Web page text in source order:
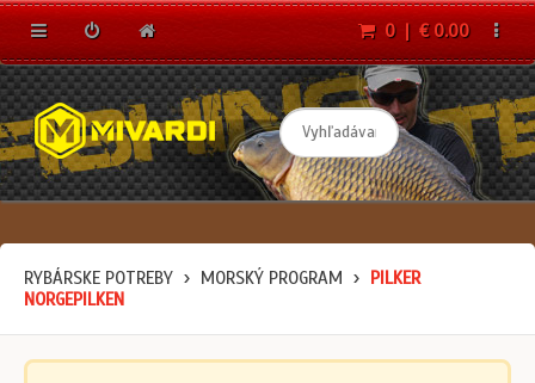
0 | € 0.00
RYBÁRSKE POTREBY MORSKÝ PROGRAM
PILKER
NORGEPILKEN